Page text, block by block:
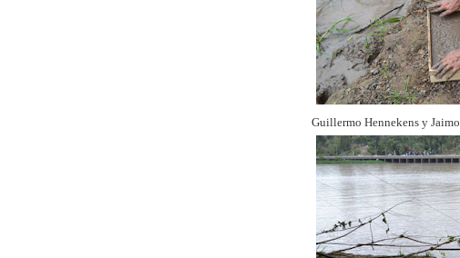
Guillermo Hennekens y Jaimo